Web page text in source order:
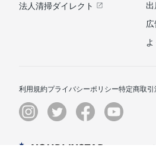
法人清掃ダイレクト
利用規約プライバシーポリシー特定商取